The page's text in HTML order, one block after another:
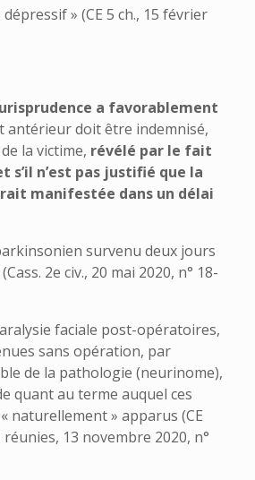
» (CE 5 ch., 15 février
a favorablement
antérieur doit être indemnisé,
la victime, révélé par le fait
s’il n’est pas justifié que la
manifestée dans un délai
survenu deux jours
2e civ., 20 mai 2020, n° 18-
faciale post-opératoires,
sans opération, par
de la pathologie (neurinome),
quant au terme auquel ces
naturellement » apparus (CE
13 novembre 2020, n°